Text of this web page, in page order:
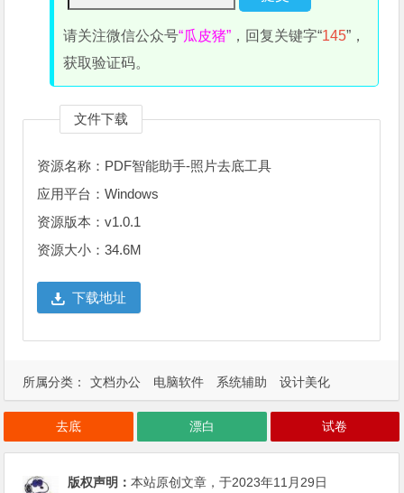
请关注微信公众号“瓜皮猪” ，回复关键字“145”，
获取验证码。
文件下载
资源名称：PDF智能助手-照片去底工具
应用平台：Windows
资源版本：v1.0.1
资源大小：34.6M
下载地址
所属分类： 文档办公 电脑软件 系统辅助 设计美化
去底 漂白 试卷
版权声明：本站原创文章，于2023年11月29日